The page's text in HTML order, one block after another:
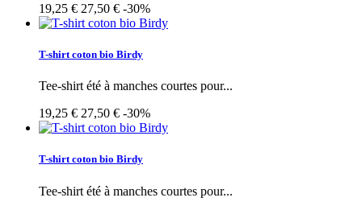
19,25 € 27,50 € -30%
T-shirt coton bio Birdy
Tee-shirt été à manches courtes pour...
19,25 € 27,50 € -30%
T-shirt coton bio Birdy
Tee-shirt été à manches courtes pour...